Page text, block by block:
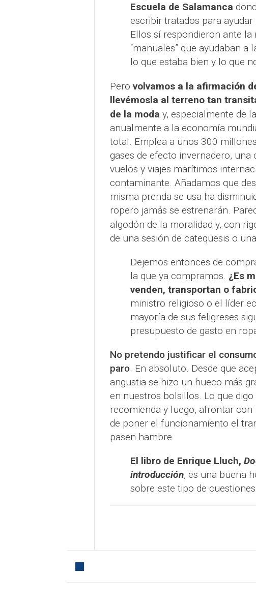
Escuela de Salamanca
escribir tratados para
Ellos sí respondieron ante
“manuales” que ayudaban
lo que estaba bien y lo que
Pero volvamos a la afirmación
llevémosla al terreno tan
de la moda y, especialmente de
anualmente a la economía
total. Emplea a unos 300
gases de efecto invernadero,
vuelos y viajes marítimos
contaminante. Añadamos que
misma prenda se usa ha
ropero jamás se estrenarán.
algodón de la moralidad y, con
de una sesión de catequesis o
Dejemos entonces de
la que ya compramos. ¿Es
venden, transportan o
ministro religioso o el líder
mayoría de sus feligreses
presupuesto de gasto en
No pretendo justificar el
paro. En absoluto. Desde que
angustia se hizo un hueco más
en nuestros bolsillos. Lo que
recomienda y luego, afrontar
de poner el funcionamiento el
pasen hambre.
El libro de Enrique Lluch,
introducción, es una buena
sobre este tipo de